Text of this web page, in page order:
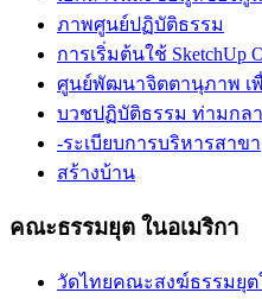
ภาพศูนย์ปฏิบัติธรรม
การเริ่มต้นใช้ SketchUp
ศูนย์พัฒนาจิตตานุภาพ เ
บวชปฏิบัติธรรม ท่ามกล
-ระเบียบการบริหารสาขา
สร้างบ้าน
คณะธรรมยุต ในอเมริกา
วัดไทยคณะสงฆ์ธรรมยุต